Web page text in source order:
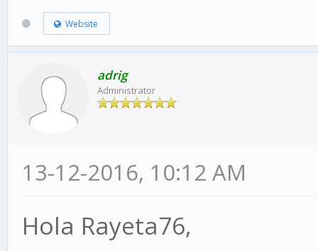
Website
adrig
Administrator
13-12-2016, 10:12 AM
Hola Rayeta76,